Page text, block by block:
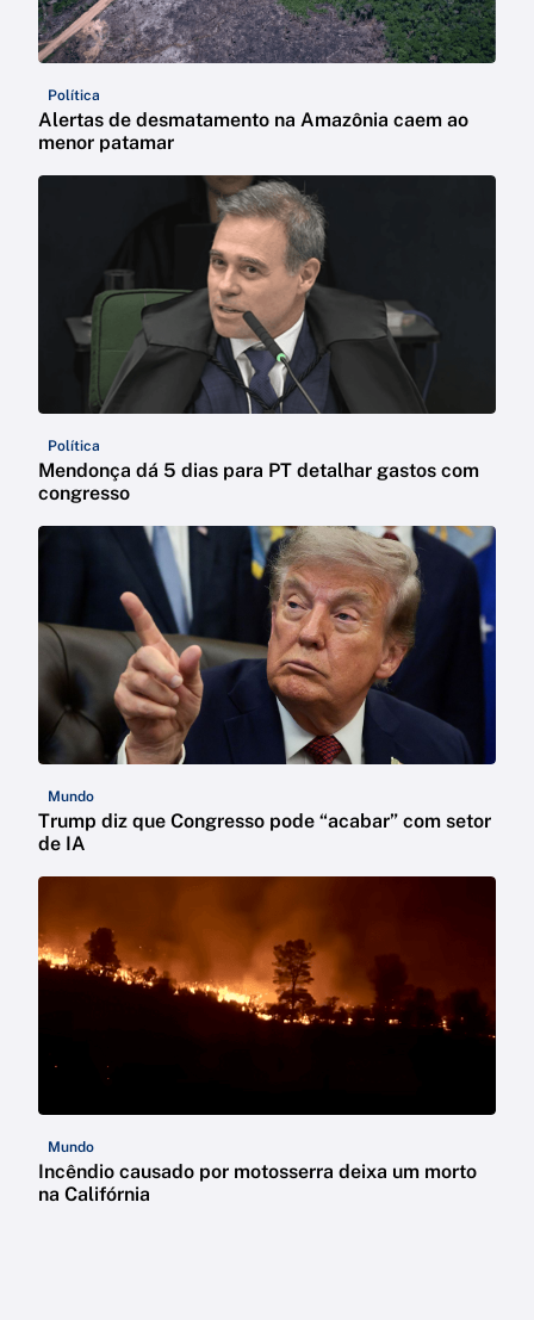
Política
Alertas de desmatamento na Amazônia caem ao
menor patamar
Política
Mendonça dá 5 dias para PT detalhar gastos com
congresso
Mundo
Trump diz que Congresso pode “acabar” com setor
de IA
Mundo
Incêndio causado por motosserra deixa um morto
na Califórnia